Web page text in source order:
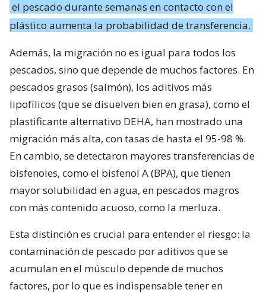
el pescado durante semanas en contacto con el
plástico aumenta la probabilidad de transferencia.
Además, la migración no es igual para todos los
pescados, sino que depende de muchos factores. En
pescados grasos (salmón), los aditivos más
lipofílicos (que se disuelven bien en grasa), como el
plastificante alternativo DEHA, han mostrado una
migración más alta, con tasas de hasta el 95-98 %.
En cambio, se detectaron mayores transferencias de
bisfenoles, como el bisfenol A (BPA), que tienen
mayor solubilidad en agua, en pescados magros
con más contenido acuoso, como la merluza.
Esta distinción es crucial para entender el riesgo: la
contaminación de pescado por aditivos que se
acumulan en el músculo depende de muchos
factores, por lo que es indispensable tener en